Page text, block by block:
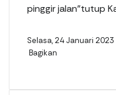
pinggir jalan”tutup
Selasa, 24 Januari 2023
Bagikan
baca